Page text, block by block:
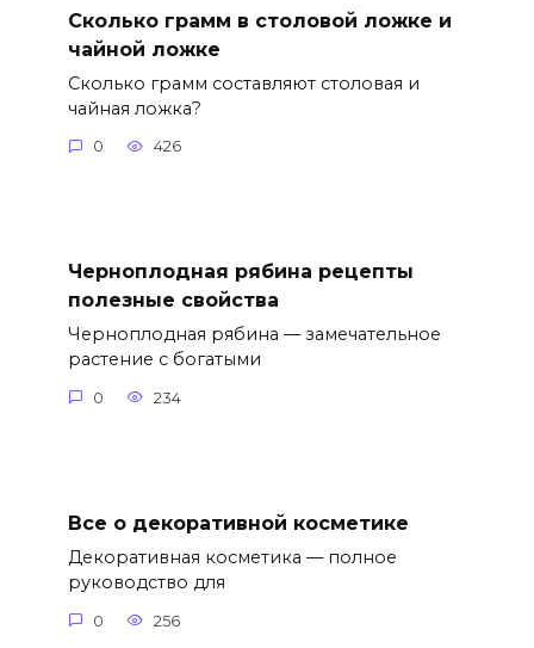
Сколько грамм в столовой ложке и
чайной ложке
Сколько грамм составляют столовая и
чайная ложка?
0 426
Черноплодная рябина рецепты
полезные свойства
Черноплодная рябина — замечательное
растение с богатыми
0 234
Все о декоративной косметике
Декоративная косметика — полное
руководство для
0 256